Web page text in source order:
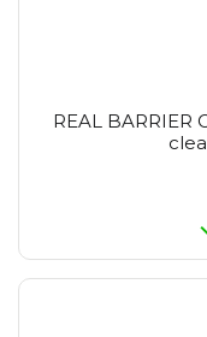
REAL BARRIER